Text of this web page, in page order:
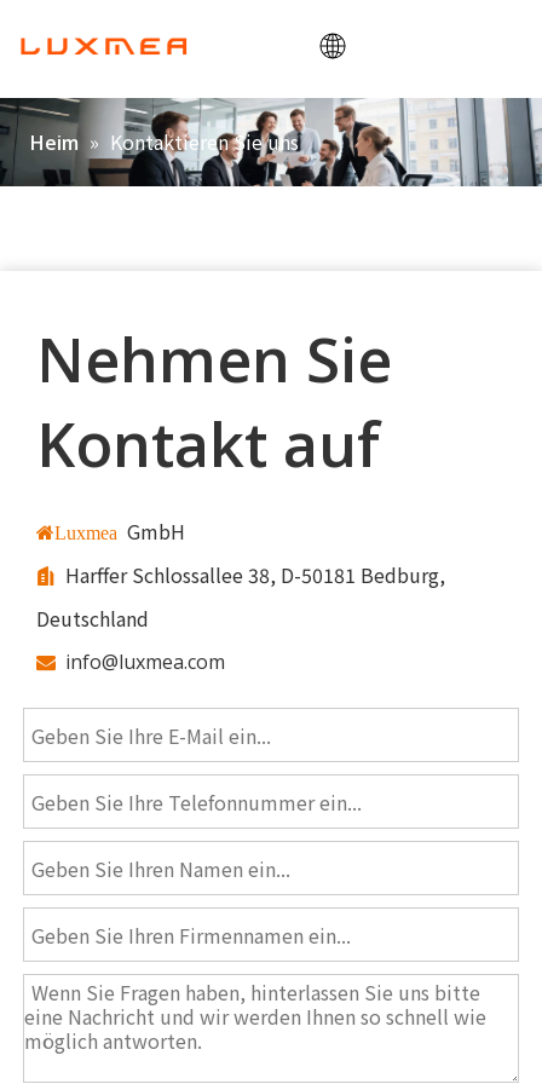
Heim
Unternehmen
Blog
Kontakt
Heim » Kontaktieren Sie uns
Nehmen Sie
Kontakt auf
Luxmea GmbH

Harffer Schlossallee 38, D-50181 Bedburg,
Deutschland
 info@luxmea.com